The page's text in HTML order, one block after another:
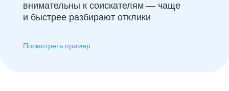
внимательны к соискателям — чаще
и быстрее разбирают отклики
Посмотреть пример